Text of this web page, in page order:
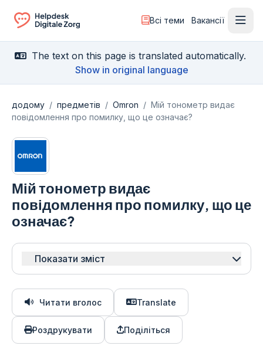
Ga naar de homepagina
Всі теми Вакансії
The text on this page is translated automatically.
Show in original language
додому / предметів / Omron / Мій тонометр видає
повідомлення про помилку, що це означає?
Мій тонометр видає
повідомлення про помилку, що це
означає?
Показати зміст
Читати вголос Translate
Роздрукувати Поділіться